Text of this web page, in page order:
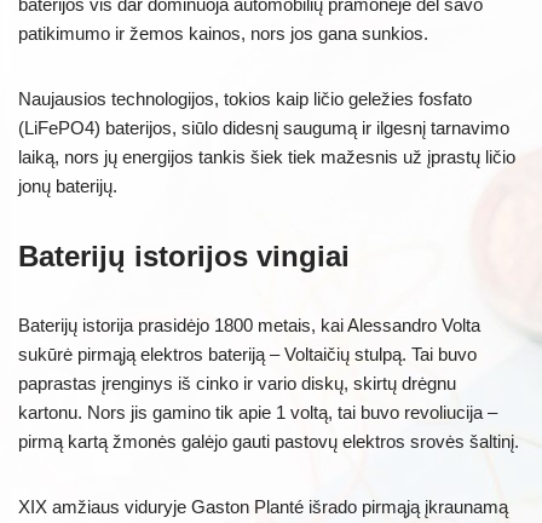
baterijos vis dar dominuoja automobilių pramonėje dėl savo
patikimumo ir žemos kainos, nors jos gana sunkios.
Naujausios technologijos, tokios kaip ličio geležies fosfato
(LiFePO4) baterijos, siūlo didesnį saugumą ir ilgesnį tarnavimo
laiką, nors jų energijos tankis šiek tiek mažesnis už įprastų ličio
jonų baterijų.
Baterijų istorijos vingiai
Baterijų istorija prasidėjo 1800 metais, kai Alessandro Volta
sukūrė pirmąją elektros bateriją – Voltaičių stulpą. Tai buvo
paprastas įrenginys iš cinko ir vario diskų, skirtų drėgnu
kartonu. Nors jis gamino tik apie 1 voltą, tai buvo revoliucija –
pirmą kartą žmonės galėjo gauti pastovų elektros srovės šaltinį.
XIX amžiaus viduryje Gaston Planté išrado pirmąją įkraunamą